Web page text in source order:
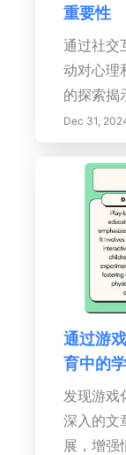
重要性
通过社交
动对心理
的探索揭
善情感韧
支持的关
中的恢
响。学
的人际
同理解
造更快
Dec 31,
通过游
育中的
发现游戏
深入的文
展，增强